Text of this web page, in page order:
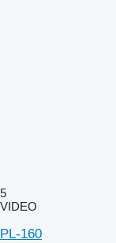
5
VIDEO
PL-160